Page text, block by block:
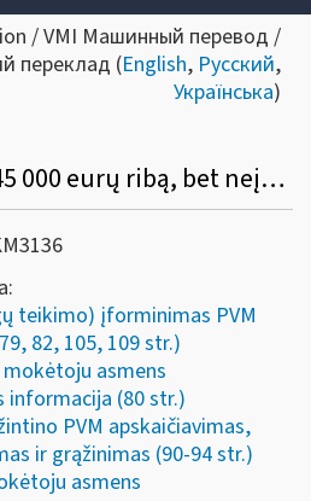
/ VMI Машинный перевод /
переклад (English, Русский,
Українська)
Ar asmuo, viršijęs 45 000 eurų ribą, bet neįsiregistravęs PVM mokėtoju, gali (privalo) apskaitos dokumente išskirti PVM, o pirkėjas turi teisę tokį PVM atskaityti įprasta tvarka?
teikimo) įforminimas PVM
82, 105, 109 str.)
asmens
informacija (80 str.)
PVM apskaičiavimas,
ir grąžinimas (90-94 str.)
asmens